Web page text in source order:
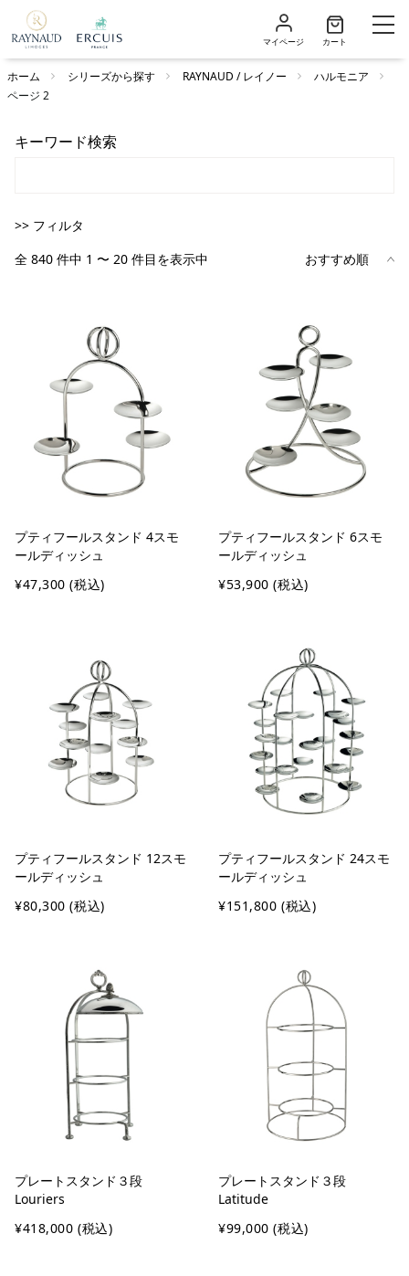
マイページ カート
ホーム シリーズから探す RAYNAUD / レイノー
ハルモニア
ページ 2
キーワード検索
>> フィルタ
全 840 件中 1 〜 20 件目を表示中
プティフールスタンド 4スモ
ールディッシュ
¥47,300 (税込)
プティフールスタンド 6スモ
ールディッシュ
¥53,900 (税込)
プティフールスタンド 12スモ
ールディッシュ
¥80,300 (税込)
プティフールスタンド 24スモ
ールディッシュ
¥151,800 (税込)
プレートスタンド３段
Louriers
¥418,000 (税込)
プレートスタンド３段
Latitude
¥99,000 (税込)